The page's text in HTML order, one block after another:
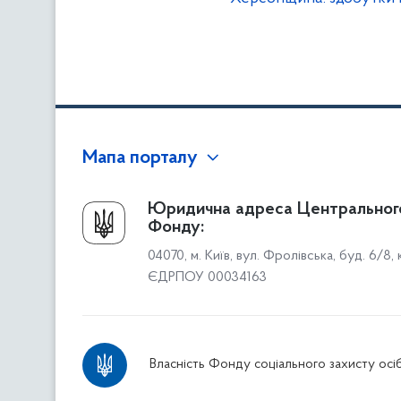
Мапа порталу
Про Фонд
Керівництво
Структура Фонду
Територіальні відділення
Дніпропетровське відділення
Юридична адреса
Фонду:
04070, м. Київ, вул. Фролівська, буд. 6/8,
ЄДРПОУ 00034163
Власність Фонду соціального захисту осіб